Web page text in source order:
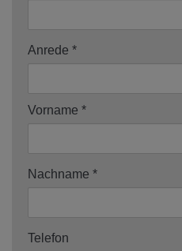
Anrede
Vorname
Nachname
Telefon